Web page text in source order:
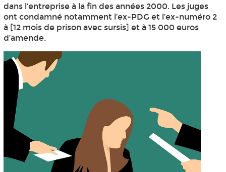
dans l’entreprise à la fin des années 2000. Les juges
ont condamné notamment l’ex-PDG et l’ex-numéro 2
à [12 mois de prison avec sursis] et à 15 000 euros
d’amende.